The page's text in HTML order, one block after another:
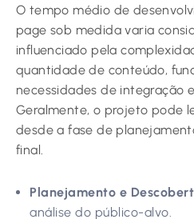
O tempo médio de
page sob medida varia
influenciado pela
quantidade de conteúdo,
necessidades de integração
Geralmente, o projeto pode
desde a fase de
final.
Planejamento e
análise do público-alvo.